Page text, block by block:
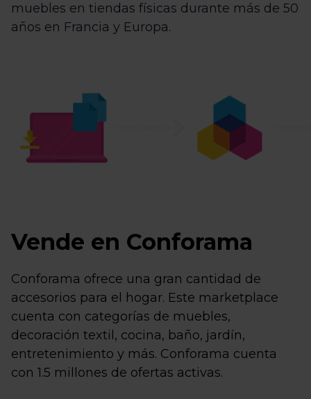
muebles en tiendas físicas durante más de 50
años en Francia y Europa.
Vende en Conforama
Conforama ofrece una gran cantidad de
accesorios para el hogar. Este marketplace
cuenta con categorías de muebles,
decoración textil, cocina, baño, jardín,
entretenimiento y más. Conforama cuenta
con 1.5 millones de ofertas activas.